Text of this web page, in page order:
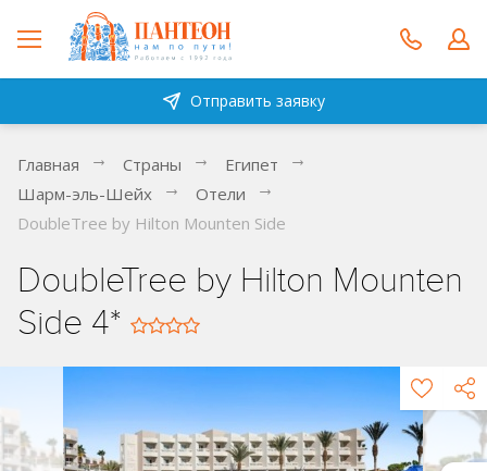
Отправить заявку
Главная Страны
Египет
Шарм-эль-Шейх
Отели
DoubleTree by Hilton Mounten Side
DoubleTree by Hilton Mounten
Side 4*